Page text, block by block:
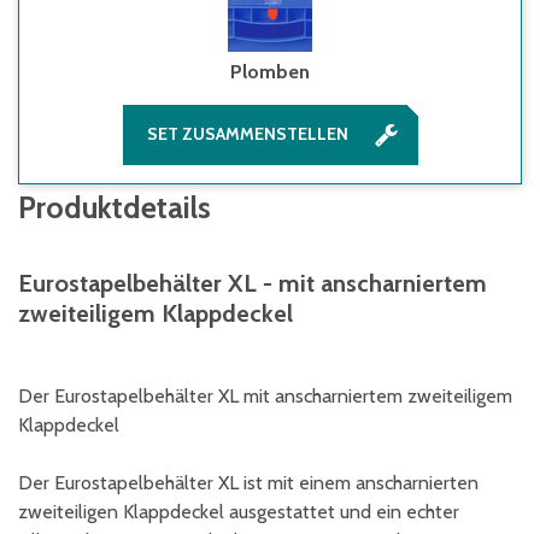
Plomben
SET ZUSAMMENSTELLEN
Produktdetails
Eurostapelbehälter XL - mit anscharniertem
zweiteiligem Klappdeckel
Der Eurostapelbehälter XL mit anscharniertem zweiteiligem
Klappdeckel
Der Eurostapelbehälter XL ist mit einem anscharnierten
zweiteiligen Klappdeckel ausgestattet und ein echter